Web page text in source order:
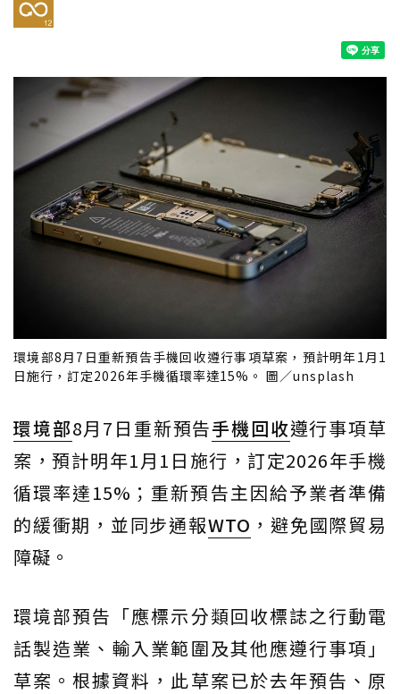
環境部8月7日重新預告手機回收遵行事項草案，預計明年1月1
日施行，訂定2026年手機循環率達15%。 圖／unsplash
環境部8月7日重新預告手機回收遵行事項草
案，預計明年1月1日施行，訂定2026年手機
循環率達15%；重新預告主因給予業者準備
的緩衝期，並同步通報WTO ，避免國際貿易
障礙。
環境部預告「應標示分類回收標誌之行動電
話製造業、輸入業範圍及其他應遵行事項」
草案。根據資料，此草案已於去年預告、原